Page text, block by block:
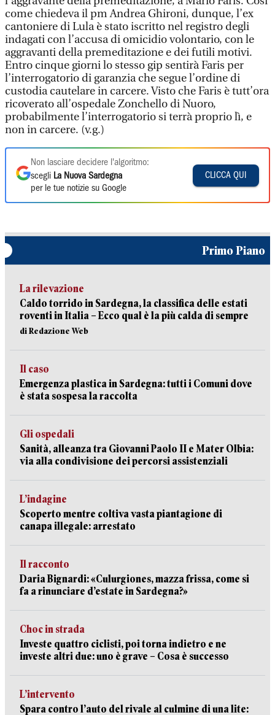
come chiedeva il pm Andrea Ghironi, dunque, l’ex
cantoniere di Lula è stato iscritto nel registro degli
indagati con l’accusa di omicidio volontario, con le
aggravanti della premeditazione e dei futili motivi.
Entro cinque giorni lo stesso gip sentirà Faris per
l’interrogatorio di garanzia che segue l’ordine di
custodia cautelare in carcere. Visto che Faris è tutt’ora
ricoverato all’ospedale Zonchello di Nuoro,
probabilmente l’interrogatorio si terrà proprio lì, e
non in carcere. (v.g.)
Non lasciare decidere l'algoritmo:
scegli La Nuova Sardegna
per le tue notizie su Google
CLICCA QUI
Primo Piano
La rilevazione
Caldo torrido in Sardegna, la classifica delle estati
roventi in Italia – Ecco qual è la più calda di sempre
di Redazione Web
Il caso
Emergenza plastica in Sardegna: tutti i Comuni dove
è stata sospesa la raccolta
Gli ospedali
Sanità, alleanza tra Giovanni Paolo II e Mater Olbia:
via alla condivisione dei percorsi assistenziali
L’indagine
Scoperto mentre coltiva vasta piantagione di
canapa illegale: arrestato
Il racconto
Daria Bignardi: «Culurgiones, mazza frissa, come si
fa a rinunciare d’estate in Sardegna?»
Choc in strada
Investe quattro ciclisti, poi torna indietro e ne
investe altri due: uno è grave – Cosa è successo
L’intervento
Spara contro l’auto del rivale al culmine di una lite: